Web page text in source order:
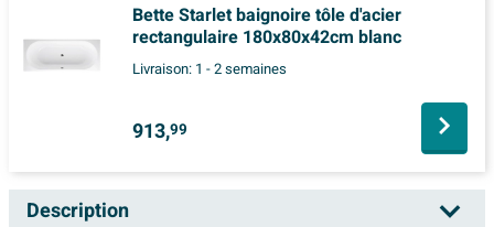
Bette Starlet baignoire tôle d'acier
rectangulaire 180x80x42cm blanc
Livraison: 1 - 2 semaines
913,99
Description